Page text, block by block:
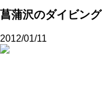
菖蒲沢のダイビング
2012/01/11